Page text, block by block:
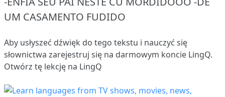
UM CASAMENTO FUDIDO
Aby usłyszeć dźwięk do tego tekstu i nauczyć się
słownictwa zarejestruj się na darmowym koncie LingQ.
Otwórz tę lekcję na LingQ